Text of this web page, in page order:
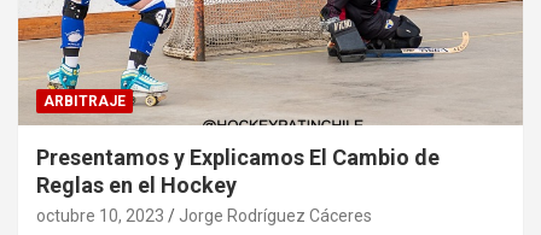
ARBITRAJE
Presentamos y Explicamos El Cambio de
Reglas en el Hockey
octubre 10, 2023 Jorge Rodríguez Cáceres